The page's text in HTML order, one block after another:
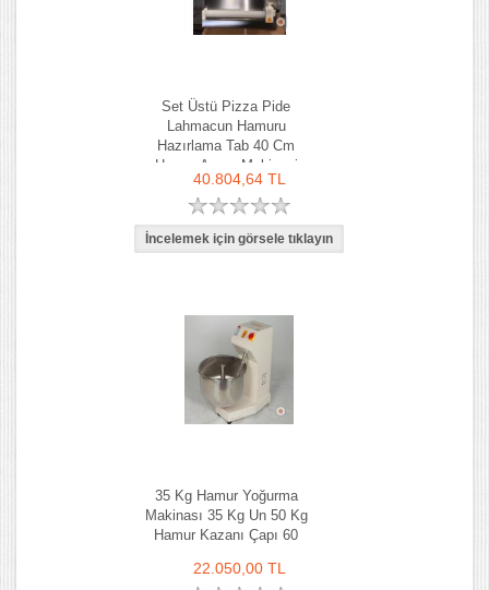
Set Üstü Pizza Pide
Lahmacun Hamuru
Hazırlama Tab 40 Cm
Hamur Açma Makinesi
40.804,64 TL
35 Kg Hamur Yoğurma
Makinası 35 Kg Un 50 Kg
Hamur Kazanı Çapı 60
22.050,00 TL